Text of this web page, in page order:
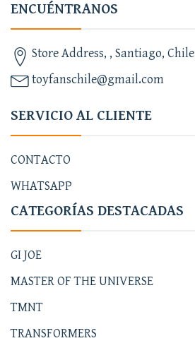
ENCUÉNTRANOS
Store Address, , Santiago, Chile
toyfanschile@gmail.com
SERVICIO AL CLIENTE
CONTACTO
WHATSAPP
CATEGORÍAS DESTACADAS
GI JOE
MASTER OF THE UNIVERSE
TMNT
TRANSFORMERS